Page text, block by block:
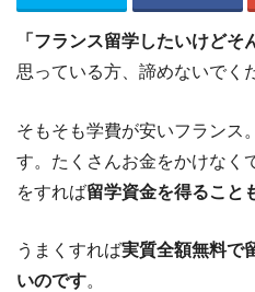
「フランス留学したいけどそ
思っている方、諦めないでく
そもそも学費が安いフランス
す。たくさんお金をかけなく
をすれば留学資金を得ること
うまくすれば実質全額無料で
いのです。